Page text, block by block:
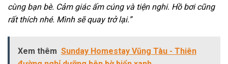
cùng bạn bè. Cảm giác ấm cúng và tiện nghi. Hồ bơi cũng
rất thích nhé. Mình sẽ quay trở lại.”
Xem thêm Sunday Homestay Vũng Tàu - Thiên